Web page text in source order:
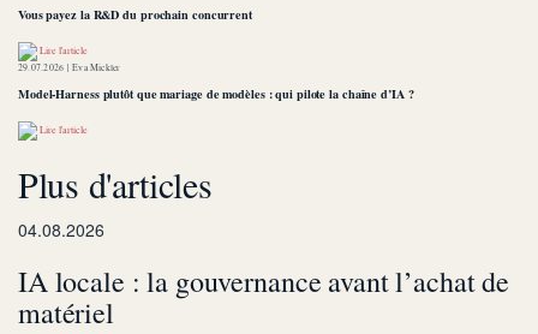
Vous payez la R&D du prochain concurrent
Lire l'article
29.07.2026 |Eva Mickler
Model-Harness plutôt que mariage de modèles : qui pilote la chaîne d’IA ?
Lire l'article
Plus d'articles
04.08.2026
IA locale : la gouvernance avant l’achat de
matériel